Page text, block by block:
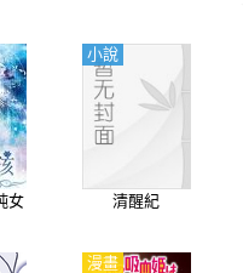
女
清醒紀
小說
漫畫